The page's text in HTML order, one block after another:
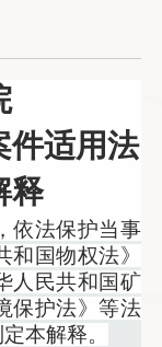
件适用法
释
法保护当事
国物权法》
人民共和国矿
保护法》等法
本解释。